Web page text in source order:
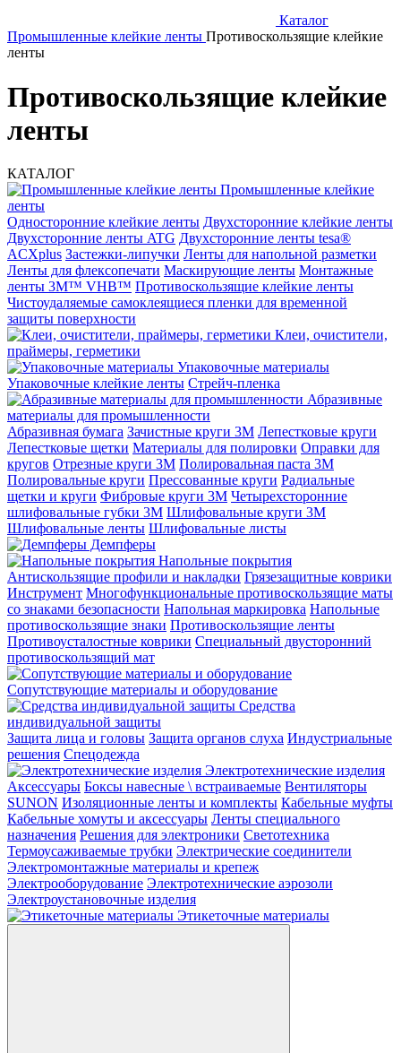
Каталог
Промышленные клейкие ленты Противоскользящие клейкие
ленты
Противоскользящие клейкие
ленты
КАТАЛОГ
Промышленные клейкие
ленты
Односторонние клейкие ленты Двухсторонние клейкие ленты
Двухсторонние ленты ATG Двухсторонние ленты tesa®
ACXplus Застежки-липучки Ленты для напольной разметки
Ленты для флексопечати Маскирующие ленты Монтажные
ленты 3M™ VHB™ Противоскользящие клейкие ленты
Чистоудаляемые самоклеящиеся пленки для временной
защиты поверхности
Клеи, очистители,
праймеры, герметики
Упаковочные материалы
Упаковочные клейкие ленты Стрейч-пленка
Абразивные
материалы для промышленности
Абразивная бумага Зачистные круги 3М Лепестковые круги
Лепестковые щетки Материалы для полировки Оправки для
кругов Отрезные круги 3М Полировальная паста 3М
Полировальные круги Прессованные круги Радиальные
щетки и круги Фибровые круги 3М Четырехсторонние
шлифовальные губки 3M Шлифовальные круги 3М
Шлифовальные ленты Шлифовальные листы
Демпферы
Напольные покрытия
Aнтискользящие профили и накладки Грязезащитные коврики
Инструмент Многофункциональные противоскользящие маты
со знаками безопасности Напольная маркировка Напольные
противоскользящие знаки Противоскользящие ленты
Противоусталостные коврики Специальный двусторонний
противоскользящий мат
Сопутствующие материалы и оборудование
Средства
индивидуальной защиты
Защита лица и головы Защита органов слуха Индустриальные
решения Спецодежда
Электротехнические изделия
Аксессуары Боксы навесные \ встраиваемые Вентиляторы
SUNON Изоляционные ленты и комплекты Кабельные муфты
Кабельные хомуты и аксессуары Ленты специального
назначения Решения для электроники Светотехника
Термоусаживаемые трубки Электрические соединители
Электромонтажные материалы и крепеж
Электрооборудование Электротехнические аэрозоли
Электроустановочные изделия
Этикеточные материалы